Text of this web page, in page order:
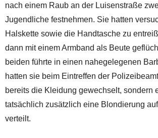
nach einem Raub an der Luisenstraße
Jugendliche festnehmen. Sie hatten
Halskette sowie die Handtasche zu
dann mit einem Armband als Beute
beiden führte in einen nahegelegenen
hatten sie beim Eintreffen der
bereits die Kleidung gewechselt, sondern
tatsächlich zusätzlich eine Blondierung
verteilt.